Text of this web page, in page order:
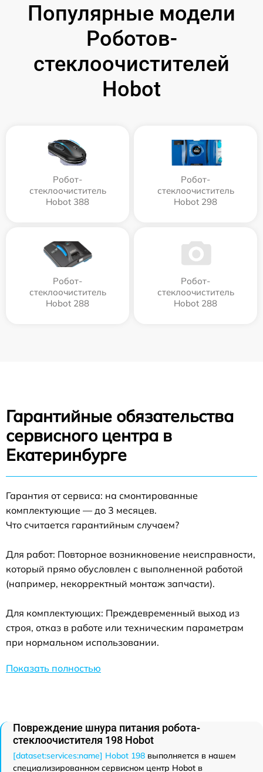
Популярные модели
Роботов-
стеклоочистителей
Hobot
Робот-
стеклоочиститель
Hobot 388
Робот-
стеклоочиститель
Hobot 298
Робот-
стеклоочиститель
Hobot 288
Робот-
стеклоочиститель
Hobot 288
Гарантийные обязательства
сервисного центра в
Екатеринбурге
Гарантия от сервиса: на смонтированные
комплектующие — до 3 месяцев.
Что считается гарантийным случаем?
Для работ: Повторное возникновение неисправности,
который прямо обусловлен с выполненной работой
(например, некорректный монтаж запчасти).
Для комплектующих: Преждевременный выход из
строя, отказ в работе или техническим параметрам
при нормальном использовании.
Показать полностью
Повреждение шнура питания робота-
стеклоочистителя 198 Hobot
[dataset:services:name] Hobot 198 выполняется в нашем
специализированном сервисном центр Hobot в